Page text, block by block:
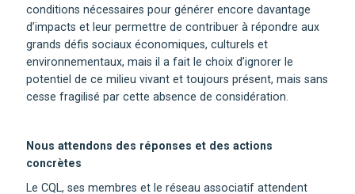
conditions nécessaires pour générer encore davantage
d’impacts et leur permettre de contribuer à répondre aux
grands défis sociaux économiques, culturels et
environnementaux, mais il a fait le choix d’ignorer le
potentiel de ce milieu vivant et toujours présent, mais sans
cesse fragilisé par cette absence de considération.
Nous attendons des réponses et des actions
concrètes
Le CQL, ses membres et le réseau associatif attendent